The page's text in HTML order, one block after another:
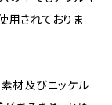
用されておりま
材及びニッケル